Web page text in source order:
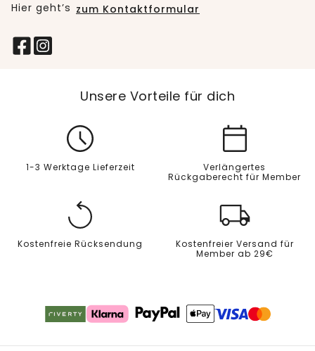
Hier geht’s zum Kontaktformular
Unsere Vorteile für dich
1-3 Werktage Lieferzeit
Verlängertes
Rückgaberecht für Member
Kostenfreie Rücksendung
Kostenfreier Versand für
Member ab 29€